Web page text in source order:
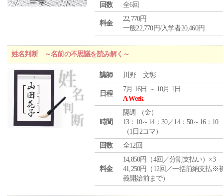
回数 全6回
料金
22,770円
一般22,770円/入学者20,460円
姓名判断 ～名前の不思議を読み解く～
講師 川野 文彰
日程
7月 16日 ～ 10月 1日
A Week
時間
隔週 （金）
13：10～14：30／14：50～16：10
（1日2コマ）
回数
全12回
料金
14,850円（4回／分割支払い）×3
41,250円（12回／一括前納支払※
義開始前まで）